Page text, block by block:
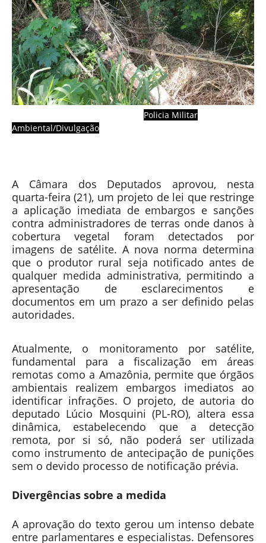
Policia Militar
Ambiental/Divulgação
A Câmara dos Deputados aprovou, nesta
quarta-feira (21), um projeto de lei que restringe
a aplicação imediata de embargos e sanções
contra administradores de terras onde danos à
cobertura vegetal foram detectados por
imagens de satélite. A nova norma determina
que o produtor rural seja notificado antes de
qualquer medida administrativa, permitindo a
apresentação de esclarecimentos e
documentos em um prazo a ser definido pelas
autoridades.
Atualmente, o monitoramento por satélite,
fundamental para a fiscalização em áreas
remotas como a Amazônia, permite que órgãos
ambientais realizem embargos imediatos ao
identificar infrações. O projeto, de autoria do
deputado Lúcio Mosquini (PL-RO), altera essa
dinâmica, estabelecendo que a detecção
remota, por si só, não poderá ser utilizada
como instrumento de antecipação de punições
sem o devido processo de notificação prévia.
Divergências sobre a medida
A aprovação do texto gerou um intenso debate
entre parlamentares e especialistas. Defensores